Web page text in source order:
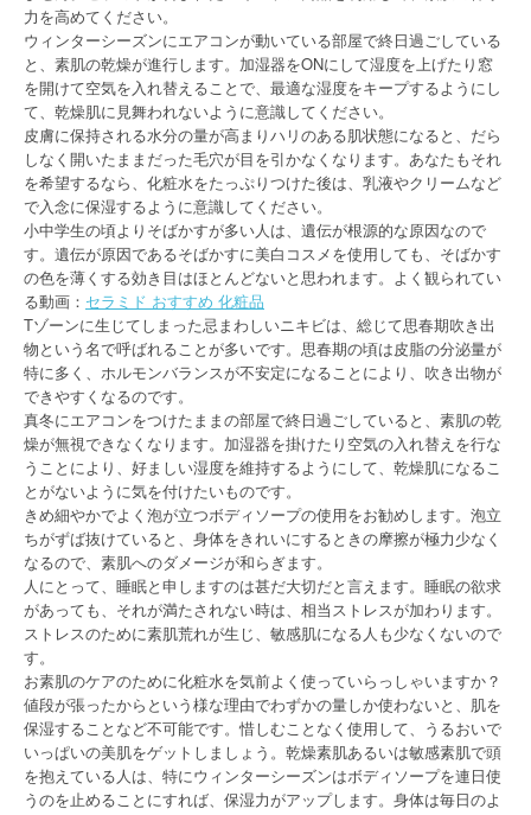
力を高めてください。
ウィンターシーズンにエアコンが動いている部屋で終日過ごしている
と、素肌の乾燥が進行します。加湿器をONにして湿度を上げたり窓
を開けて空気を入れ替えることで、最適な湿度をキープするようにし
て、乾燥肌に見舞われないように意識してください。
皮膚に保持される水分の量が高まりハリのある肌状態になると、だら
しなく開いたままだった毛穴が目を引かなくなります。あなたもそれ
を希望するなら、化粧水をたっぷりつけた後は、乳液やクリームなど
で入念に保湿するように意識してください。
小中学生の頃よりそばかすが多い人は、遺伝が根源的な原因なので
す。遺伝が原因であるそばかすに美白コスメを使用しても、そばかす
の色を薄くする効き目はほとんどないと思われます。よく観られてい
る動画： セラミド おすすめ 化粧品
Tゾーンに生じてしまった忌まわしいニキビは、総じて思春期吹き出
物という名で呼ばれることが多いです。思春期の頃は皮脂の分泌量が
特に多く、ホルモンバランスが不安定になることにより、吹き出物が
できやすくなるのです。
真冬にエアコンをつけたままの部屋で終日過ごしていると、素肌の乾
燥が無視できなくなります。加湿器を掛けたり空気の入れ替えを行な
うことにより、好ましい湿度を維持するようにして、乾燥肌になるこ
とがないように気を付けたいものです。
きめ細やかでよく泡が立つボディソープの使用をお勧めします。泡立
ちがずば抜けていると、身体をきれいにするときの摩擦が極力少なく
なるので、素肌へのダメージが和らぎます。
人にとって、睡眠と申しますのは甚だ大切だと言えます。睡眠の欲求
があっても、それが満たされない時は、相当ストレスが加わります。
ストレスのために素肌荒れが生じ、敏感肌になる人も少なくないので
す。
お素肌のケアのために化粧水を気前よく使っていらっしゃいますか？
値段が張ったからという様な理由でわずかの量しか使わないと、肌を
保湿することなど不可能です。惜しむことなく使用して、うるおいで
いっぱいの美肌をゲットしましょう。乾燥素肌あるいは敏感素肌で頭
を抱えている人は、特にウィンターシーズンはボディソープを連日使
うのを止めることにすれば、保湿力がアップします。身体は毎日のよ